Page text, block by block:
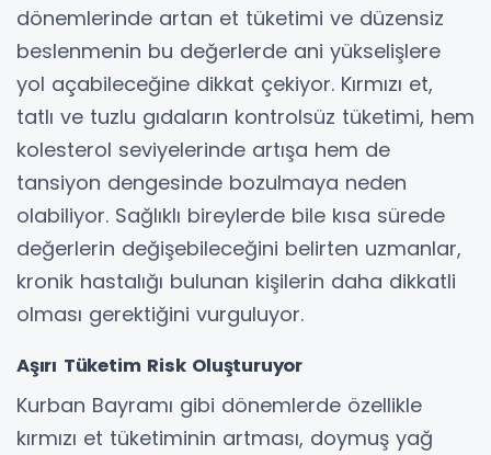
dönemlerinde artan et tüketimi ve düzensiz
beslenmenin bu değerlerde ani yükselişlere
yol açabileceğine dikkat çekiyor. Kırmızı et,
tatlı ve tuzlu gıdaların kontrolsüz tüketimi, hem
kolesterol seviyelerinde artışa hem de
tansiyon dengesinde bozulmaya neden
olabiliyor. Sağlıklı bireylerde bile kısa sürede
değerlerin değişebileceğini belirten uzmanlar,
kronik hastalığı bulunan kişilerin daha dikkatli
olması gerektiğini vurguluyor.
Aşırı Tüketim Risk Oluşturuyor
Kurban Bayramı gibi dönemlerde özellikle
kırmızı et tüketiminin artması, doymuş yağ